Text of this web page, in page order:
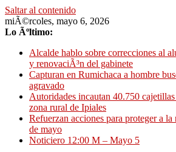
Saltar al contenido
miÃ©rcoles, mayo 6, 2026
Lo Ãºltimo:
Alcalde hablo sobre correcciones al
y renovaciÃ³n del gabinete
Capturan en Rumichaca a hombre
agravado
Autoridades incautan 40.750
zona rural de Ipiales
Refuerzan acciones para proteger a
de mayo
Noticiero 12:00 M – Mayo 5